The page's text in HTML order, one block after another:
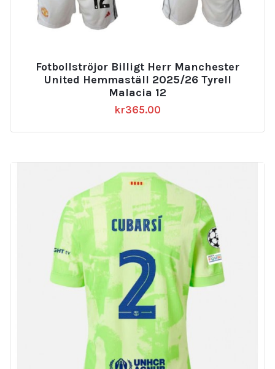
Fotbollströjor Billigt Herr Manchester
United Hemmaställ 2025/26 Tyrell
Malacia 12
kr365.00